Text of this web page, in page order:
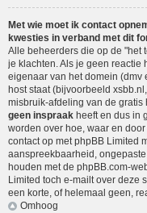
Met wie moet ik contact
kwesties in verband met dit
Alle beheerders die op de "het
je klachten. Als je geen reactie
eigenaar van het domein (dmv
host staat (bijvoorbeeld
misbruik-afdeling van de gratis
geen inspraak heeft en dus in
worden over hoe, waar en
contact op met phpBB Limited
aanspreekbaarheid,
houden met de phpBB.com-
Limited toch e-mailt over deze
een korte, of helemaal geen,
Omhoog